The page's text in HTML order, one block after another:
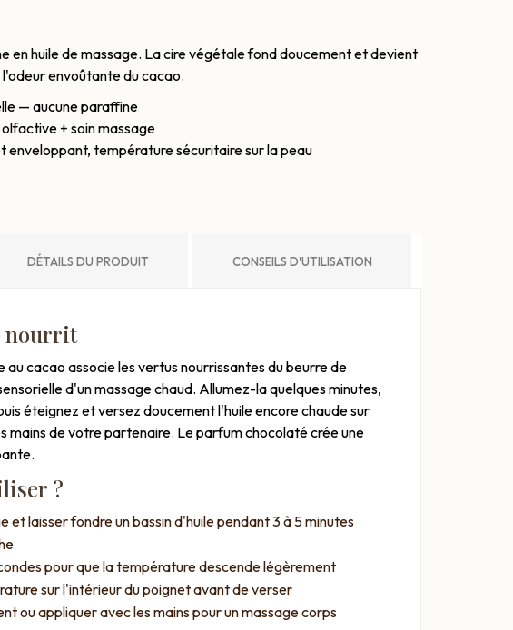
en huile de massage. La cire végétale fond doucement et devient
l'odeur envoûtante du cacao.
— aucune paraffine
+ soin massage
enveloppant, température sécuritaire sur la peau
DÉTAILS DU PRODUIT CONSEILS D'UTILISATION
nourrit
au cacao associe les vertus nourrissantes du beurre de
d'un massage chaud. Allumez-la quelques minutes,
éteignez et versez doucement l'huile encore chaude sur
mains de votre partenaire. Le parfum chocolaté crée une
?
et laisser fondre un bassin d'huile pendant 3 à 5 minutes
pour que la température descende légèrement
sur l'intérieur du poignet avant de verser
ou appliquer avec les mains pour un massage corps